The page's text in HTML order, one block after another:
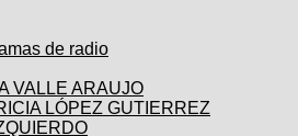
de radio
VALLE ARAUJO
LÓPEZ GUTIERREZ